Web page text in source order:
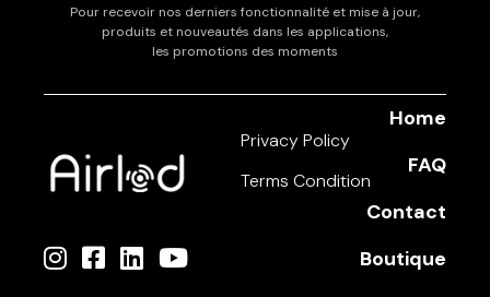
Pour recevoir nos derniers fonctionnalité et mise à jour,
produits et nouveautés dans les applications,
les promotions des moments
Privacy Policy
Terms Condition
Home
FAQ
Contact
Boutique